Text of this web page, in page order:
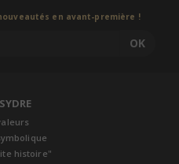
en avant-première !
OK
histoire"